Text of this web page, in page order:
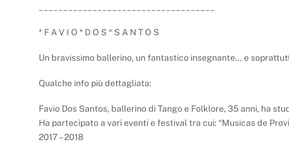
* F A V I O * D O S * S A N T O S
Un bravissimo ballerino, un fantastico insegnante… e
Qualche info più dettagliata:
Favio Dos Santos, ballerino di Tango e Folklore, 35 anni, ha
Ha partecipato a vari eventi e festival tra cui: “Musicas de
2017 – 2018